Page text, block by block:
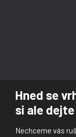
Hned se
si ale
Nechceme vás